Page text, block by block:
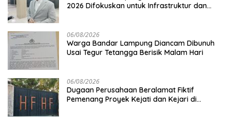
2026 Difokuskan untuk Infrastruktur dan
06/08/2026
Warga Bandar Lampung Diancam Dibunuh
Usai Tegur Tetangga Berisik Malam Hari
06/08/2026
Dugaan Perusahaan Beralamat Fiktif
Pemenang Proyek Kejati dan Kejari di